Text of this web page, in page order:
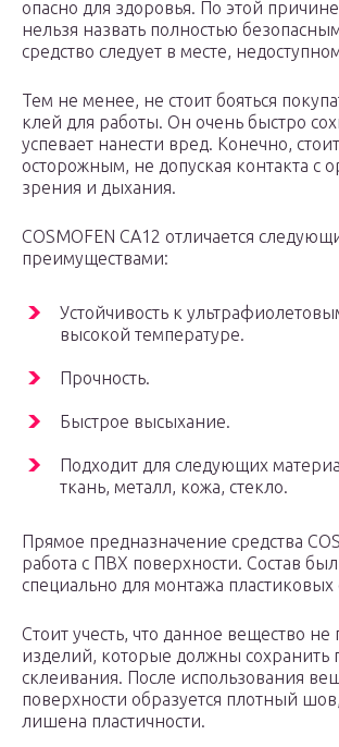
опасно для здоровья. По этой
нельзя назвать полностью
средство следует в месте,
Тем не менее, не стоит бояться
клей для работы. Он очень быстро
успевает нанести вред. Конечно,
осторожным, не допуская контакта с
зрения и дыхания.
COSMOFEN CA12 отличается
преимуществами:
Устойчивость к
высокой температуре.
Прочность.
Быстрое высыхание.
Подходит для следующих
ткань, металл, кожа, стекло.
Прямое предназначение средства
работа с ПВХ поверхности. Состав
специально для монтажа пластиковых
Стоит учесть, что данное вещество не
изделий, которые должны сохранить
склеивания. После использования
поверхности образуется плотный
лишена пластичности.